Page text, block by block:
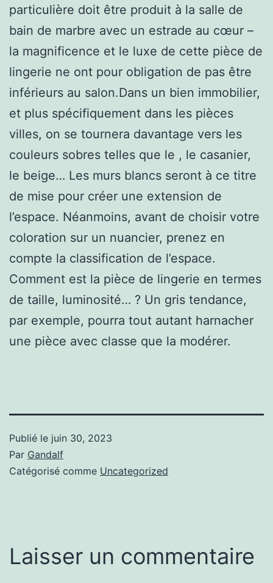
particulière doit être produit à la salle de
bain de marbre avec un estrade au cœur –
la magnificence et le luxe de cette pièce de
lingerie ne ont pour obligation de pas être
inférieurs au salon.Dans un bien immobilier,
et plus spécifiquement dans les pièces
villes, on se tournera davantage vers les
couleurs sobres telles que le , le casanier,
le beige… Les murs blancs seront à ce titre
de mise pour créer une extension de
l’espace. Néanmoins, avant de choisir votre
coloration sur un nuancier, prenez en
compte la classification de l’espace.
Comment est la pièce de lingerie en termes
de taille, luminosité… ? Un gris tendance,
par exemple, pourra tout autant harnacher
une pièce avec classe que la modérer.
Publié le juin 30, 2023
Par Gandalf
Catégorisé comme Uncategorized
Laisser un commentaire